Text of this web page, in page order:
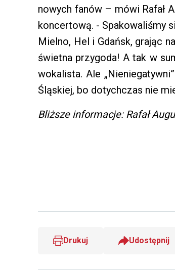
nowych fanów – mówi Rafał
koncertową. - Spakowaliśmy
Mielno, Hel i Gdańsk, grając
świetna przygoda! A tak w
wokalista. Ale
Śląskiej, bo dotychczas nie
Bliższe informacje: Rafał
Drukuj Udostępnij